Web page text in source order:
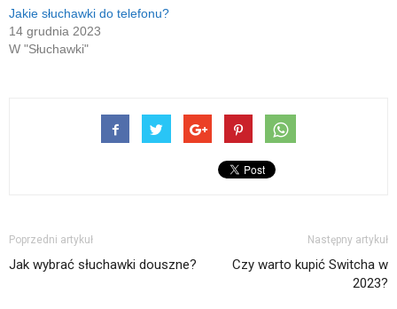
Jakie słuchawki do telefonu?
14 grudnia 2023
W "Słuchawki"
Poprzedni artykuł
Jak wybrać słuchawki douszne?
Następny artykuł
Czy warto kupić Switcha w
2023?